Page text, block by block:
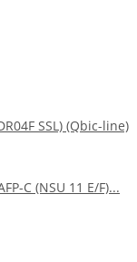
SSL) (Qbic-line)